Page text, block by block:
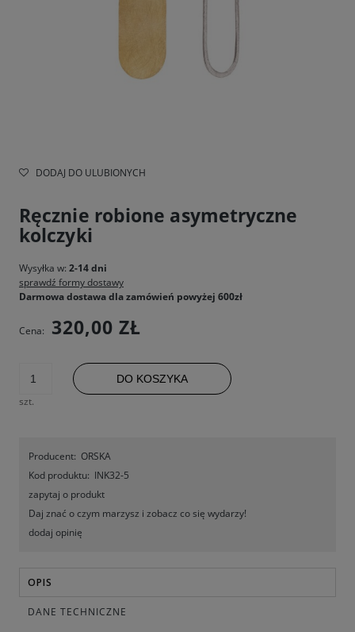
DODAJ DO ULUBIONYCH
Ręcznie robione asymetryczne
kolczyki
Wysyłka w: 2-14 dni
sprawdź formy dostawy
Darmowa dostawa dla zamówień powyżej 600zł
Cena: 320,00 ZŁ
szt.
DO KOSZYKA
Producent: ORSKA
Kod produktu: INK32-5
zapytaj o produkt
Daj znać o czym marzysz i zobacz co się wydarzy!
dodaj opinię
OPIS
DANE TECHNICZNE